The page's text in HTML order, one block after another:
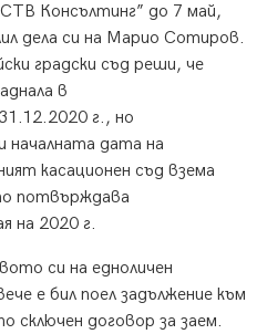
Консълтинг” до 7 май,
дела си на Марио Сотиров.
градски съд реши, че
в
г., но
началната дата на
касационен съд взема
потвърждава
на 2020 г.
си на едноличен
е бил поел задължение към
сключен договор за заем.